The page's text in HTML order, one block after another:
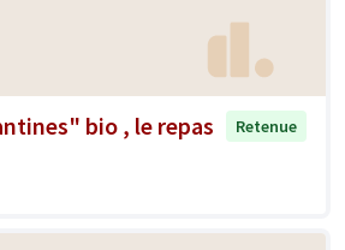
bio , le repas
Retenue